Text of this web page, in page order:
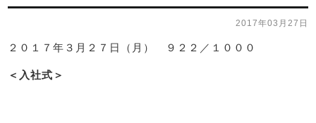
2017年03月27日
２０１７年３月２７日（月） ９２２／１０００
＜入社式＞